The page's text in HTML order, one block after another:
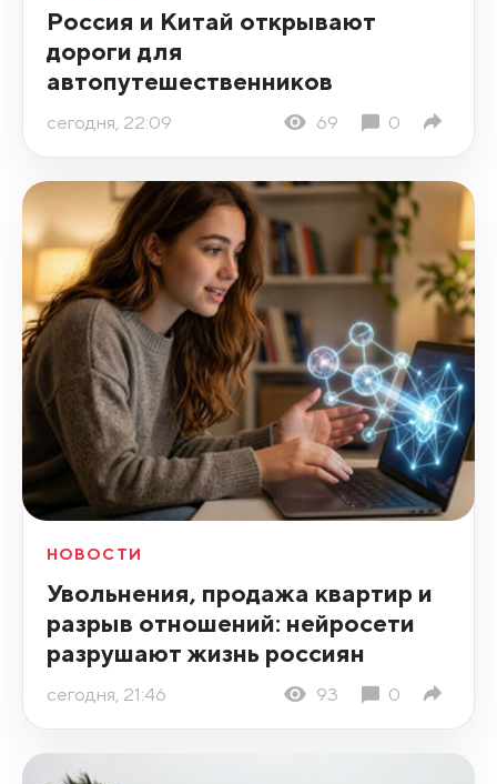
Россия и Китай открывают
дороги для
автопутешественников
сегодня, 22:09 69 0
НОВОСТИ
Увольнения, продажа квартир и
разрыв отношений: нейросети
разрушают жизнь россиян
сегодня, 21:46 93 0